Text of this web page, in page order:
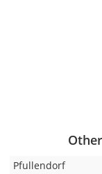
Pfullendorf